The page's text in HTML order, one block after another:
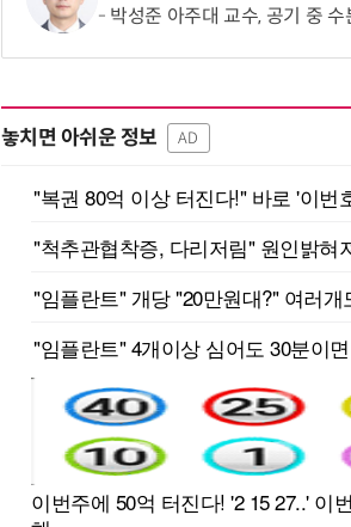
박성준 아주대 교수, 공기 중
놓치면 아쉬운 정보 AD